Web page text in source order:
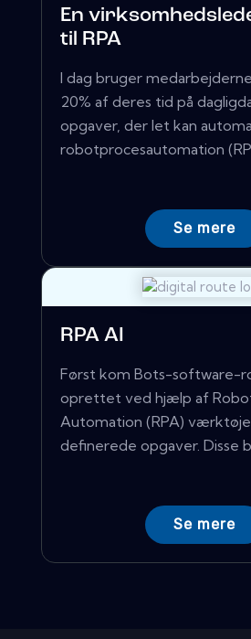
En
til RPA
I dag bruger
20% af deres tid på
opgaver, der let kan
robotprocesautomation
Se mere
RPA AI
Først kom Bots-software-
oprettet ved hjælp af
Automation (RPA)
definerede opgaver. Disse
Se mere